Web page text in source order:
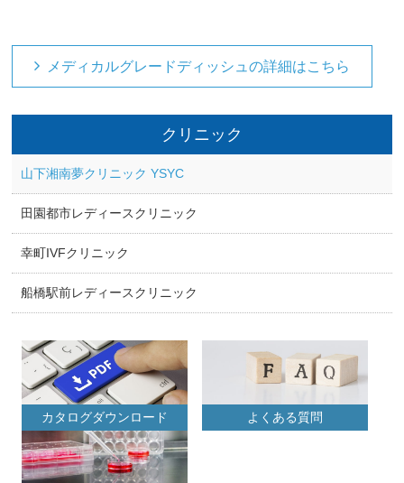
メディカルグレードディッシュの詳細はこちら
クリニック
山下湘南夢クリニック YSYC
田園都市レディースクリニック
幸町IVFクリニック
船橋駅前レディースクリニック
カタログダウンロード よくある質問